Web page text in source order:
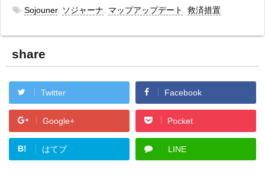
-Sojouner, ソジャーナ マップアップデート 救済措置
share
Twitter Facebook
Google+ Pocket
B! はてブ LINE